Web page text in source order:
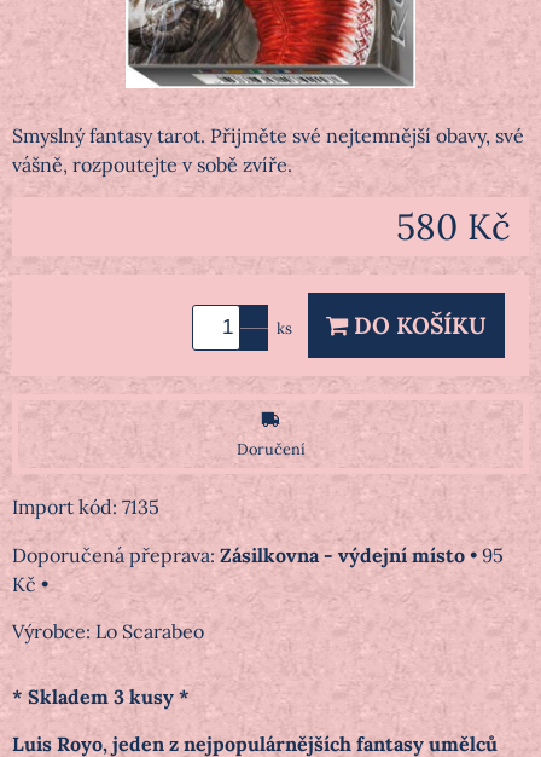
Smyslný fantasy tarot. Přijměte své nejtemnější obavy, své
vášně, rozpoutejte v sobě zvíře.
580 Kč
ks DO KOŠÍKU
Doručení
Import kód: 7135
Zásilkovna - výdejní místo • 95
Kč •
Výrobce: Lo Scarabeo
* Skladem 3 kusy *
Luis Royo, jeden z nejpopulárnějších fantasy umělců